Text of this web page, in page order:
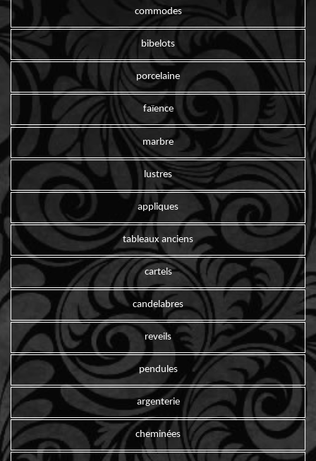
commodes
bibelots
porcelaine
faïence
marbre
lustres
appliques
tableaux anciens
cartels
candelabres
reveils
pendules
argenterie
cheminées